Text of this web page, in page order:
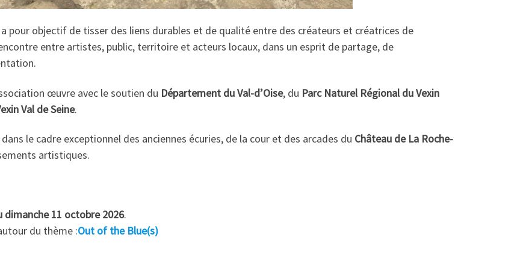
a pour objectif de tisser des liens durables et de qualité entre des créateurs et créatrices de
entre artistes, public, territoire et acteurs locaux, dans un esprit de partage, de
œuvre avec le soutien du Département du Val-d’Oise, du Parc Naturel Régional du Vexin
Val de Seine.
le cadre exceptionnel des anciennes écuries, de la cour et des arcades du Château de La Roche-
artistiques.
dimanche 11 octobre 2026.
du thème :Out of the Blue(s)